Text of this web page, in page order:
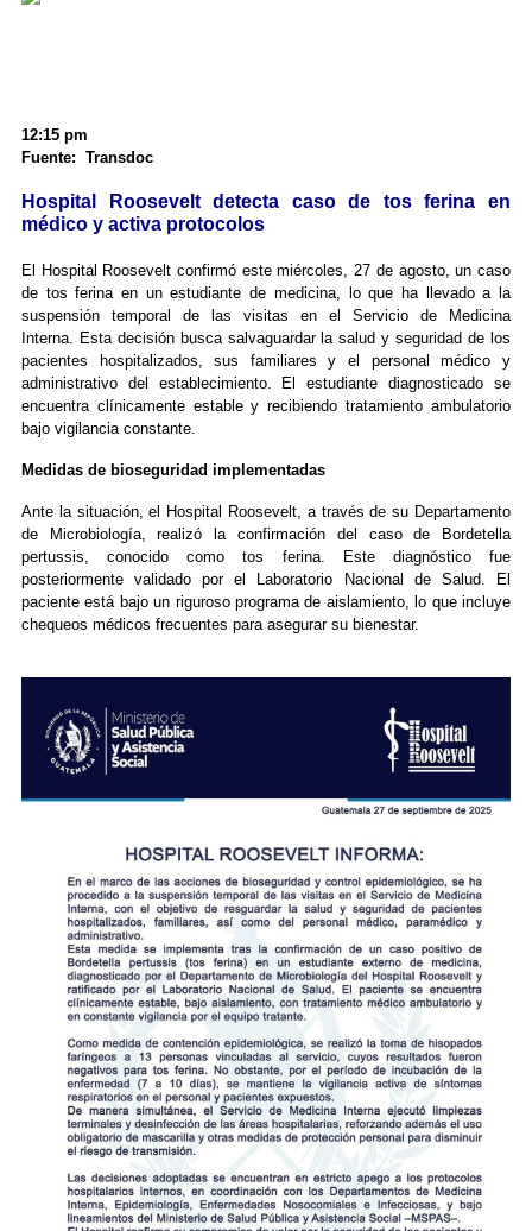
12:15 pm
Fuente: Transdoc
Hospital Roosevelt detecta caso de tos ferina en
médico y activa protocolos
El Hospital Roosevelt confirmó este miércoles, 27 de agosto, un caso
de tos ferina en un estudiante de medicina, lo que ha llevado a la
suspensión temporal de las visitas en el Servicio de Medicina
Interna. Esta decisión busca salvaguardar la salud y seguridad de los
pacientes hospitalizados, sus familiares y el personal médico y
administrativo del establecimiento. El estudiante diagnosticado se
encuentra clínicamente estable y recibiendo tratamiento ambulatorio
bajo vigilancia constante.
Medidas de bioseguridad implementadas
Ante la situación, el Hospital Roosevelt, a través de su Departamento
de Microbiología, realizó la confirmación del caso de Bordetella
pertussis, conocido como tos ferina. Este diagnóstico fue
posteriormente validado por el Laboratorio Nacional de Salud. El
paciente está bajo un riguroso programa de aislamiento, lo que incluye
chequeos médicos frecuentes para asegurar su bienestar.